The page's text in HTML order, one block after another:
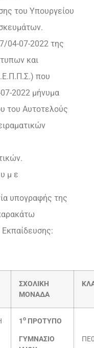
του Υπουργείου
04-07-2022 της
και
που
2022 μήνυμα
του Αυτοτελούς
μ ε
υπογραφής της
ΣΧΟΛΙΚΗ
ΜΟΝΑΔΑ
1ο ΠΡΟΤΥΠΟ
ΓΥΜΝΑΣΙΟ